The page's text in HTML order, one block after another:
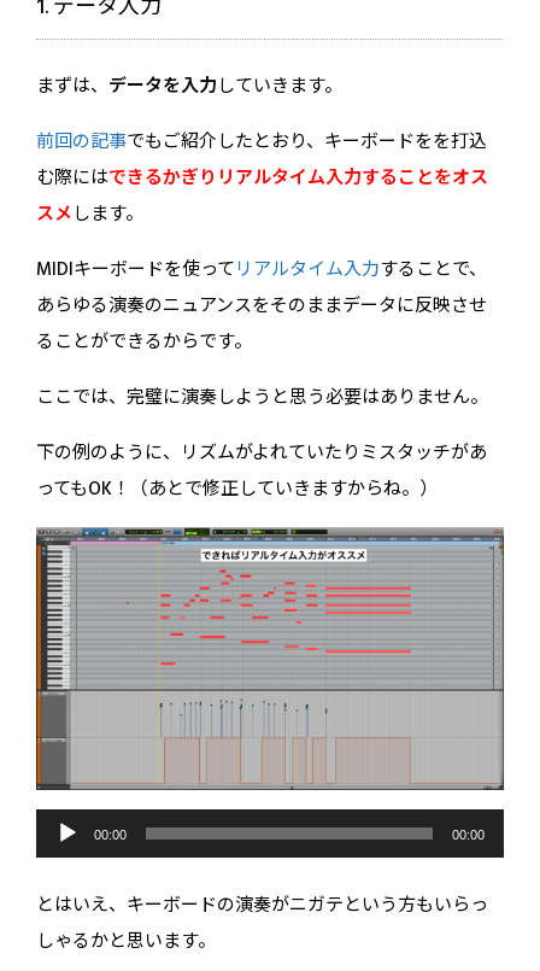
1. データ入力
まずは、 データを入力していきます。
前回の記事でもご紹介したとおり、キーボードをを打込
む際にはできるかぎりリアルタイム入力することをオス
スメします。
MIDIキーボードを使ってリアルタイム入力することで、
あらゆる演奏のニュアンスをそのままデータに反映させ
ることができるからです。
ここでは、完璧に演奏しようと思う必要はありません。
下の例のように、リズムがよれていたりミスタッチがあ
ってもOK！（あとで修正していきますからね。）
音
プ
ー
ヤ
ー
00:00 00:00
とはいえ、キーボードの演奏がニガテという方もいらっ
しゃるかと思います。